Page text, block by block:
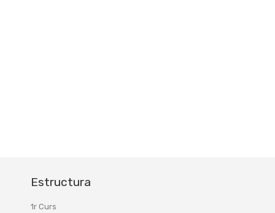
Estructura
1r Curs